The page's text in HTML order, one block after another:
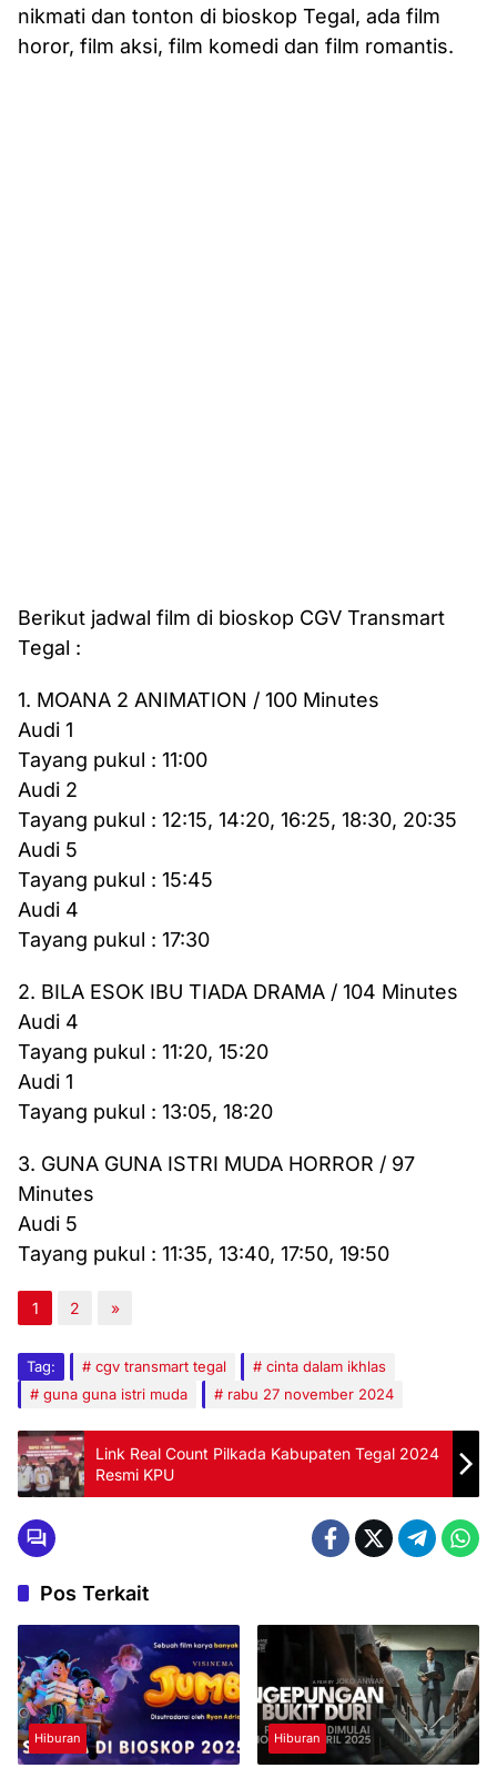
nikmati dan tonton di bioskop Tegal, ada film
horor, film aksi, film komedi dan film romantis.
Berikut jadwal film di bioskop CGV Transmart
Tegal :
1. MOANA 2 ANIMATION / 100 Minutes
Audi 1
Tayang pukul : 11:00
Audi 2
Tayang pukul : 12:15, 14:20, 16:25, 18:30, 20:35
Audi 5
Tayang pukul : 15:45
Audi 4
Tayang pukul : 17:30
2. BILA ESOK IBU TIADA DRAMA / 104 Minutes
Audi 4
Tayang pukul : 11:20, 15:20
Audi 1
Tayang pukul : 13:05, 18:20
3. GUNA GUNA ISTRI MUDA HORROR / 97
Minutes
Audi 5
Tayang pukul : 11:35, 13:40, 17:50, 19:50
1 2 »
Tag: cgv transmart tegal
cinta dalam ikhlas
guna guna istri muda
rabu 27 november 2024
Link Real Count Pilkada Kabupaten Tegal 2024
Resmi KPU
Pos Terkait
Hiburan Hiburan